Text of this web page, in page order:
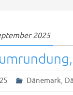
2025
Dänemark,